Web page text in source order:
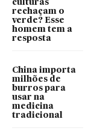
culturas
rechaçam o
verde? Esse
homem tem a
resposta
China importa
milhões de
burros para
usar na
medicina
tradicional